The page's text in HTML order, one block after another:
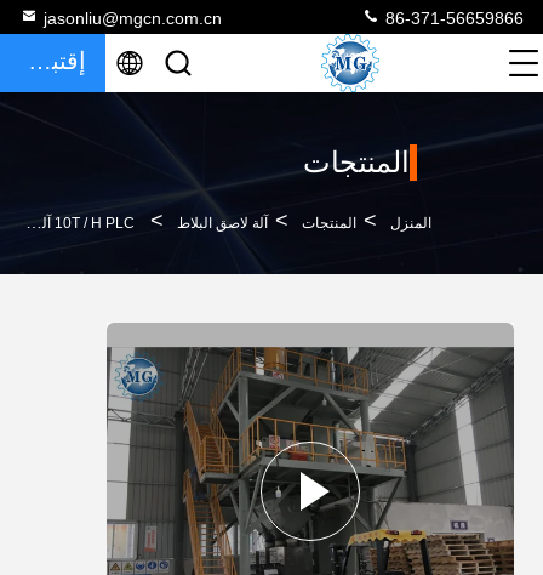
jasonliu@mgcn.com.cn 86-371-56659866
إقتباس
المنتجات
المنزل > المنتجات > آلة لاصق البلاط > 10T / H PLC آلة لصق البلاط